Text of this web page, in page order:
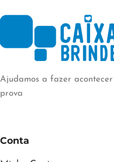
Ajudamos a fazer acontecer
prova
Conta